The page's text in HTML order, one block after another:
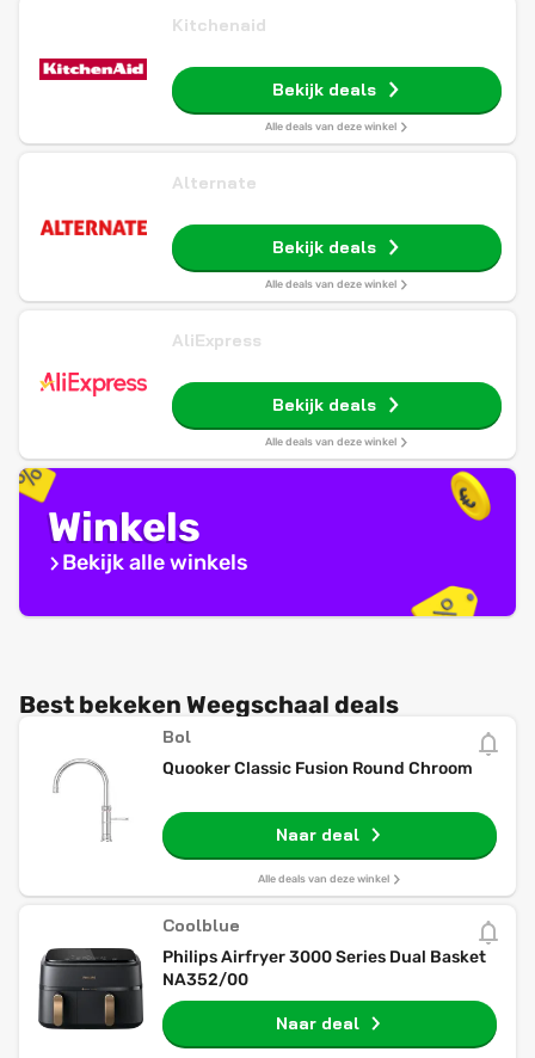
Kitchenaid
Bekijk deals
Alle deals van deze winkel
Alternate
Bekijk deals
Alle deals van deze winkel
AliExpress
Bekijk deals
Alle deals van deze winkel
Winkels
Bekijk alle winkels
Best bekeken Weegschaal deals
Bol
Quooker Classic Fusion Round Chroom
Naar deal
Alle deals van deze winkel
Coolblue
Philips Airfryer 3000 Series Dual Basket
NA352/00
Naar deal